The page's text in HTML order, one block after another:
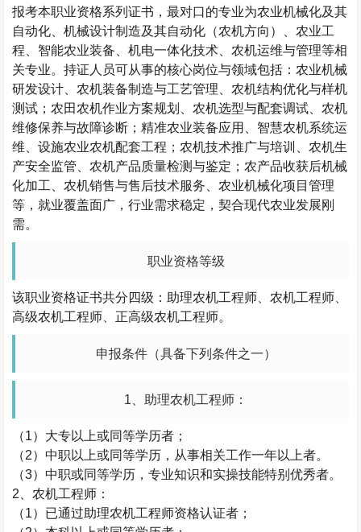
报考本职业资格系列证书，最对口的专业为农业机械化及其
自动化、机械设计制造及其自动化（农机方向）、农业工
程、智能农业装备、机电一体化技术、农机运维与管理等相
关专业。持证人员可从事的核心岗位与领域包括：农业机械
研发设计、农机装备制造与工艺管理、农机结构优化与样机
测试；农田农机作业方案规划、农机选型与配套调试、农机
维修保养与故障诊断；精准农业装备应用、智慧农机系统运
维、设施农业农机配套工程；农机技术推广与培训、农机生
产安全监管、农机产品质量检测与鉴定；农产品收获后机械
化加工、农机销售与售后技术服务、农业机械化项目管理
等，就业覆盖面广，行业需求稳定，契合现代农业发展刚
需。
职业资格等级
该职业资格证书共分四级：助理农机工程师、农机工程师、
高级农机工程师、正高级农机工程师。
申报条件（具备下列条件之一）
1 、助理农机工程师：
（1）大专以上或同等学历者；
（2）中职以上或同等学历，从事相关工作一年以上者。
（3）中职或同等学历，专业知识和实操技能特别优秀者。
2 、农机工程师：
（1）已通过助理农机工程师资格认证者；